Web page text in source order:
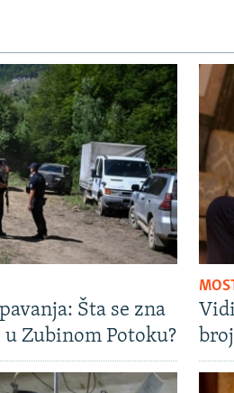
Šta se zna
Zubinom Potoku?
broj